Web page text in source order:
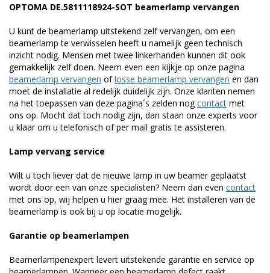
OPTOMA DE.5811118924-SOT beamerlamp vervangen
U kunt de beamerlamp uitstekend zelf vervangen, om een
beamerlamp te verwisselen heeft u namelijk geen technisch
inzicht nodig. Mensen met twee linkerhanden kunnen dit ook
gemakkelijk zelf doen. Neem even een kijkje op onze pagina
beamerlamp vervangen oflosse beamerlamp vervangen en dan
moet de installatie al redelijk duidelijk zijn. Onze klanten nemen
na het toepassen van deze pagina´s zelden nogcontact met
ons op. Mocht dat toch nodig zijn, dan staan onze experts voor
u klaar om u telefonisch of per mail gratis te assisteren.
Lamp vervang service
Wilt u toch liever dat de nieuwe lamp in uw beamer geplaatst
wordt door een van onze specialisten? Neem dan even contact
met ons op, wij helpen u hier graag mee. Het installeren van de
beamerlamp is ook bij u op locatie mogelijk.
Garantie op beamerlampen
Beamerlampenexpert levert uitstekende garantie en service op